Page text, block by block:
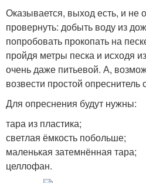
Оказывается, выход есть, и не
провернуть: добыть воду из
попробовать прокопать на
пройдя метры песка и исходя
очень даже питьевой. А,
возвести простой
Для опреснения будут нужны:
тара из пластика;
светлая ёмкость побольше;
маленькая затемнённая тара;
целлофан.